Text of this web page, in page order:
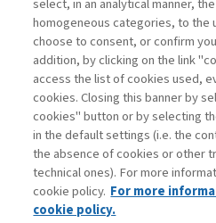
Contatti
Abbonamenti
Archivio rubriche
Privacy
select, in an analytical manner,
homogeneous categories, to the
choose to consent, or confirm
addition, by clicking on the link
access the list of cookies used,
cookies. Closing this banner by
cookies" button or by selecting
in the default settings (i.e. the
the absence of cookies or other
technical ones). For more
cookie policy. For more
cookie policy.